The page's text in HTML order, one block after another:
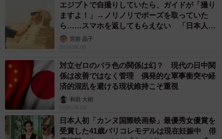
といった好意的な声が寄せられている。こやさんに、お話
を聞いた。
エジプトで自撮りしていたら、ガイドが「撮り
ますよ！」→ノリノリでポーズを取っていた
ら……スマホを返してもらえない 「日本人は
カモ代表かも」「私は6時間で3万円払った」
宮前 晶子
2026.08.06
対立ゼロのバラ色の関係は幻？ 現代の日中関
係は改善ではなく管理 偶発的な軍事衝突や経
済的混乱を避ける現状維持こそ重視
和田 大樹
2026.08.04
日本人初「カンヌ国際映画祭」最優秀女優賞を
受賞した41歳パリコレモデルは現在妊娠中 俳